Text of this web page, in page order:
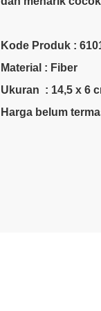
Kode Produk :
Material : Fiber
Ukuran : 14,5 x 6
Harga belum